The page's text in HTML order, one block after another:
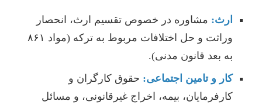
ارث: مشاوره در خصوص تقسیم ارث، انحصار
وراثت و حل اختلافات مربوط به ترکه (مواد ۸۶۱
به بعد قانون مدنی).
کار و تامین اجتماعی: حقوق کارگران و
کارفرمایان، بیمه، اخراج غیرقانونی، و مسائل